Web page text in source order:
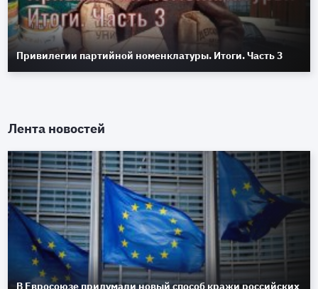
Привилегии партийной номенклатуры. Итоги. Часть 3
Лента новостей
В Евросоюзе придумали новый способ кражи российских